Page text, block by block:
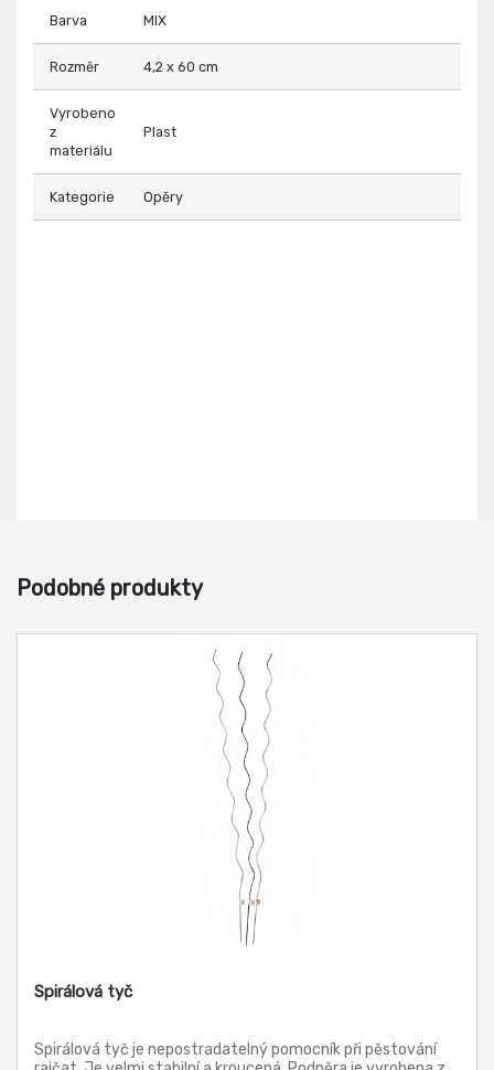
Barva MIX
Rozměr 4,2 x 60 cm
Vyrobeno
z
materiálu
Plast
Kategorie Opěry
Podobné produkty
Spirálová tyč
Spirálová tyč je nepostradatelný pomocník při pěstování